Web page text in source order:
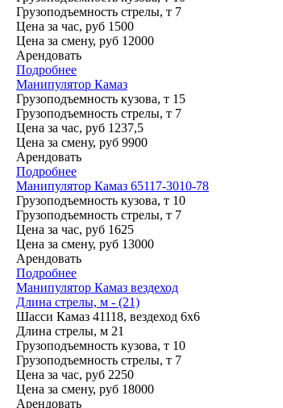
Грузоподъемность стрелы, т 7
Цена за час, руб 1500
Цена за смену, руб 12000
Арендовать
Подробнее
Манипулятор Камаз
Грузоподъемность кузова, т 15
Грузоподъемность стрелы, т 7
Цена за час, руб 1237,5
Цена за смену, руб 9900
Арендовать
Подробнее
Манипулятор Камаз 65117-3010-78
Грузоподъемность кузова, т 10
Грузоподъемность стрелы, т 7
Цена за час, руб 1625
Цена за смену, руб 13000
Арендовать
Подробнее
Манипулятор Камаз вездеход
Длина стрелы, м - (21)
Шасси Камаз 41118, вездеход 6х6
Длина стрелы, м 21
Грузоподъемность кузова, т 10
Грузоподъемность стрелы, т 7
Цена за час, руб 2250
Цена за смену, руб 18000
Арендовать